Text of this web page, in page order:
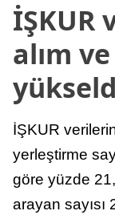
İŞKUR
alım
İŞKUR
yerleştirme
göre yüzde
arayan